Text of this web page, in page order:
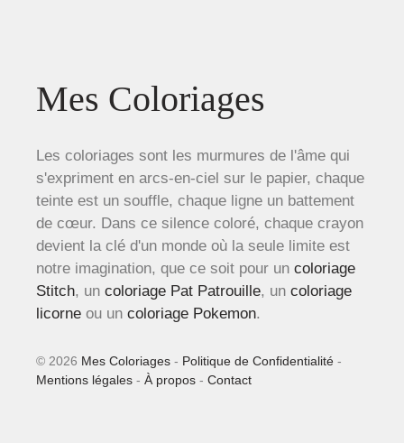
Mes Coloriages
Les coloriages sont les murmures de l'âme qui
s'expriment en arcs-en-ciel sur le papier, chaque
teinte est un souffle, chaque ligne un battement
de cœur. Dans ce silence coloré, chaque crayon
devient la clé d'un monde où la seule limite est
notre imagination, que ce soit pour un coloriage
Stitch, un coloriage Pat Patrouille, un coloriage
licorne ou un coloriage Pokemon.
© 2026 Mes Coloriages - Politique de Confidentialité -
Mentions légales - À propos - Contact